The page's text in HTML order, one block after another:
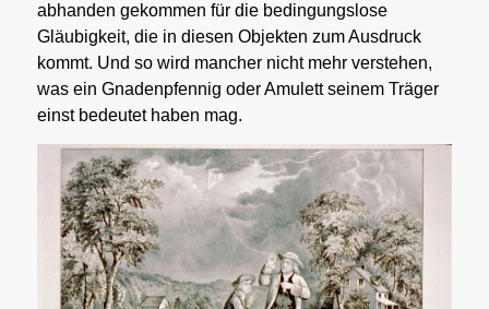
abhanden gekommen für die bedingungslose
Gläubigkeit, die in diesen Objekten zum Ausdruck
kommt. Und so wird mancher nicht mehr verstehen,
was ein Gnadenpfennig oder Amulett seinem Träger
einst bedeutet haben mag.